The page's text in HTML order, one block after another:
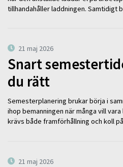
tillhandahåller laddningen. Samtidigt
21 maj 2026
Snart
du rätt
Semesterplanering brukar börja i
ihop bemanningen när många vill
krävs både framförhållning och koll
21 maj 2026